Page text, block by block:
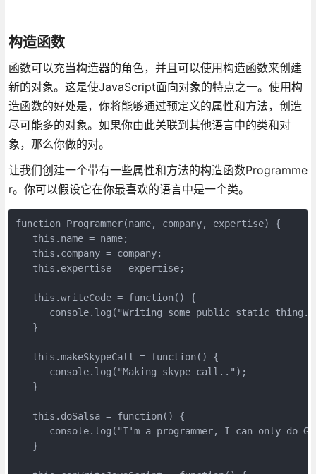
构造函数
函数可以充当构造器的角色，并且可以使用构造函数来创建
新的对象。这是使JavaScript面向对象的特点之一。使用构
造函数的好处是，你将能够通过预定义的属性和方法，创造
尽可能多的对象。如果你由此关联到其他语言中的类和对
象，那么你做的对。
让我们创建一个带有一些属性和方法的构造函数Programme
r。你可以假设它在你最喜欢的语言中是一个类。
function Programmer(name, company, expertise) {
   this.name = name;
   this.company = company;
   this.expertise = expertise;
   this.writeCode = function() {
console.log("Writing some public static
   }
   this.makeSkypeCall = function() {
      console.log("Making skype call..");
   }
   this.doSalsa = function() {
console.log("I'm a programmer, I can only do
   }